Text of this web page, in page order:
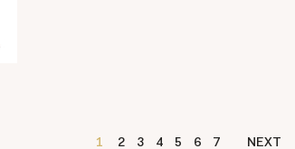
1 2 3 4 5 6 7 NEXT